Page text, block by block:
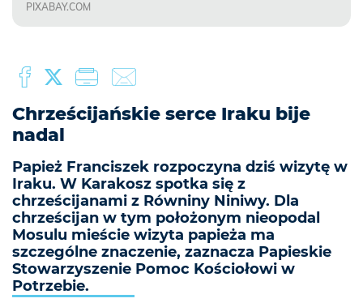
PIXABAY.COM
Chrześcijańskie serce Iraku bije
nadal
Papież Franciszek rozpoczyna dziś wizytę w
Iraku. W Karakosz spotka się z
chrześcijanami z Równiny Niniwy. Dla
chrześcijan w tym położonym nieopodal
Mosulu mieście wizyta papieża ma
szczególne znaczenie, zaznacza Papieskie
Stowarzyszenie Pomoc Kościołowi w
Potrzebie.